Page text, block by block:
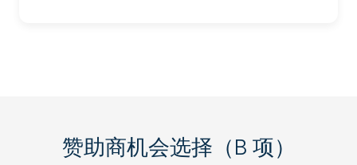
赞助商机会选择（B 项）